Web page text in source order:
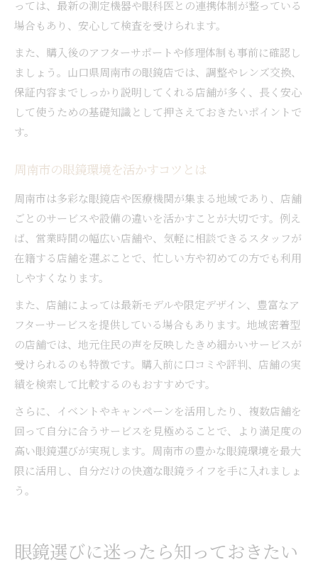
っては、最新の測定機器や眼科医との連携体制が整っている
場合もあり、安心して検査を受けられます。
また、購入後のアフターサポートや修理体制も事前に確認し
ましょう。山口県周南市の眼鏡店では、調整やレンズ交換、
保証内容までしっかり説明してくれる店舗が多く、長く安心
して使うための基礎知識として押さえておきたいポイントで
す。
周南市の眼鏡環境を活かすコツとは
周南市は多彩な眼鏡店や医療機関が集まる地域であり、店舗
ごとのサービスや設備の違いを活かすことが大切です。例え
ば、営業時間の幅広い店舗や、気軽に相談できるスタッフが
在籍する店舗を選ぶことで、忙しい方や初めての方でも利用
しやすくなります。
また、店舗によっては最新モデルや限定デザイン、豊富なア
フターサービスを提供している場合もあります。地域密着型
の店舗では、地元住民の声を反映したきめ細かいサービスが
受けられるのも特徴です。購入前に口コミや評判、店舗の実
績を検索して比較するのもおすすめです。
さらに、イベントやキャンペーンを活用したり、複数店舗を
回って自分に合うサービスを見極めることで、より満足度の
高い眼鏡選びが実現します。周南市の豊かな眼鏡環境を最大
限に活用し、自分だけの快適な眼鏡ライフを手に入れましょ
う。
眼鏡選びに迷ったら知っておきたい